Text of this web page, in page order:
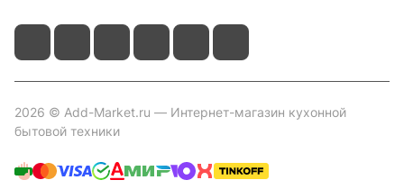
2026 © Add-Market.ru — Интернет-магазин кухонной
бытовой техники